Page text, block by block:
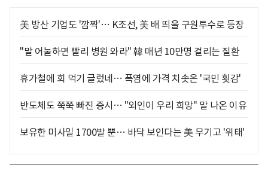
美 방산 기업도 '깜짝'… K조선, 美 배 띄울 구원투수로 등장
"말 어눌하면 빨리 병원 와라" 韓 매년 10만명 걸리는 질환
휴가철에 회 먹기 글렀네… 폭염에 가격 치솟은 '국민 횟감'
반도체도 쭉쭉 빠진 증시… "외인이 우리 희망" 말 나온 이유
보유한 미사일 1700발 뿐… 바닥 보인다는 美 무기고 '위태'